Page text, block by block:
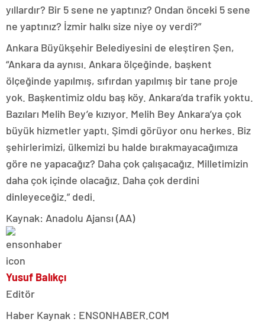
yıllardır? Bir 5 sene ne yaptınız? Ondan önceki 5 sene
ne yaptınız? İzmir halkı size niye oy verdi?”
Ankara Büyükşehir Belediyesini de eleştiren Şen,
“Ankara da aynısı. Ankara ölçeğinde, başkent
ölçeğinde yapılmış, sıfırdan yapılmış bir tane proje
yok. Başkentimiz oldu baş köy. Ankara’da trafik yoktu.
Bazıları Melih Bey’e kızıyor. Melih Bey Ankara’ya çok
büyük hizmetler yaptı. Şimdi görüyor onu herkes. Biz
şehirlerimizi, ülkemizi bu halde bırakmayacağımıza
göre ne yapacağız? Daha çok çalışacağız. Milletimizin
daha çok içinde olacağız. Daha çok derdini
dinleyeceğiz.” dedi.
Kaynak: Anadolu Ajansı (AA)
Yusuf Balıkçı
Editör
Haber Kaynak : ENSONHABER.COM